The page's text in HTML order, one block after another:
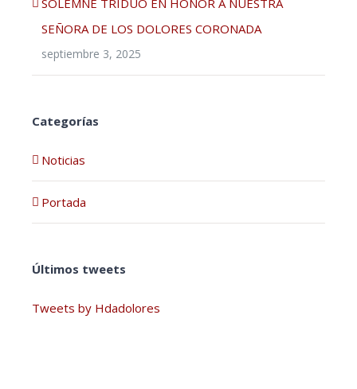
SEÑORA DE LOS DOLORES CORONADA
septiembre 3, 2025
Categorías
Noticias
Portada
Últimos tweets
Tweets by Hdadolores